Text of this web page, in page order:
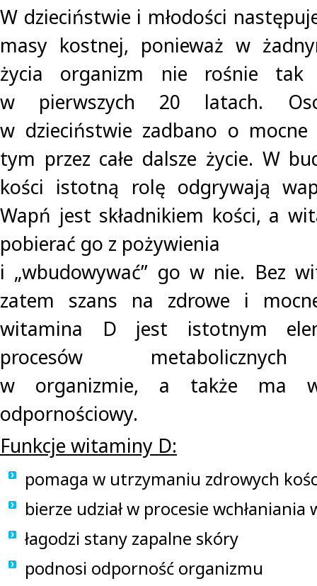
W dzieciństwie i młodości
masy kostnej, ponieważ w
życia organizm nie rośnie tak
w pierwszych 20 latach.
w dzieciństwie zadbano o
tym przez całe dalsze życie. W
kości istotną rolę odgrywają
Wapń jest składnikiem kości, a
pobierać go z pożywienia
i „wbudowywać” go w nie. Bez
zatem szans na zdrowe i
witamina D jest istotnym
procesów metabolicznych
w organizmie, a także ma
odpornościowy.
Funkcje witaminy D:
pomaga w utrzymaniu zdrowych
bierze udział w procesie
łagodzi stany zapalne skóry
podnosi odporność organizmu